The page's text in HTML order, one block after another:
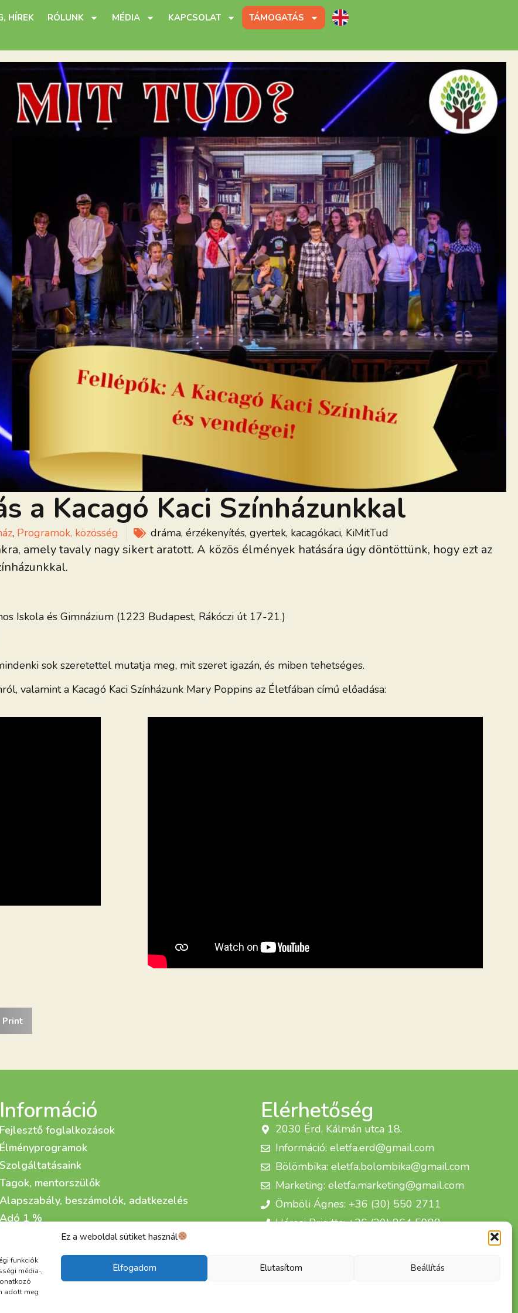
Ez a weboldal sütiket használ
funkciók
média-,
adott meg
Elfogadom Elutasítom Beállítás
HÍREK RÓLUNK MÉDIA KAPCSOLAT TÁMOGATÁS
a Kacagó Kaci Színházunkkal
, Programok, közösség dráma, érzékenyítés, gyertek, kacagókaci, KiMitTud
amely tavaly nagy sikert aratott. A közös élmények hatására úgy döntöttünk, hogy ezt az
Iskola és Gimnázium (1223 Budapest, Rákóczi út 17-21.)
sok szeretettel mutatja meg, mit szeret igazán, és miben tehetséges.
valamint a Kacagó Kaci Színházunk Mary Poppins az Életfában című előadása:
Print
Információ
Fejlesztő foglalkozások
Élményprogramok
Szolgáltatásaink
Tagok, mentorszülők
Alapszabály, beszámolók, adatkezelés
1 %
Adománygyűjtő kampányaink
Életfa Fejlesztő és Gondozó Központ kialakítása
Elérhetőség
2030 Érd, Kálmán utca 18.
Információ: eletfa.erd@gmail.com
Bölömbika: eletfa.bolombika@gmail.com
Marketing: eletfa.marketing@gmail.com
Ömböli Ágnes: +36 (30) 550 2711
Hárosi Brigitta: +36 (30) 864 5988